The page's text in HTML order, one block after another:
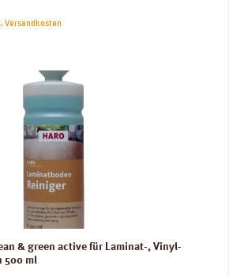
Versandkosten
& green active für Laminat-, Vinyl-
500 ml